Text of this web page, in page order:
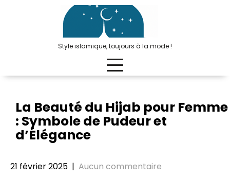
Style islamique, toujours à la mode !
La Beauté du Hijab pour Femme
: Symbole de Pudeur et
d’Élégance
21 février 2025 | Aucun commentaire